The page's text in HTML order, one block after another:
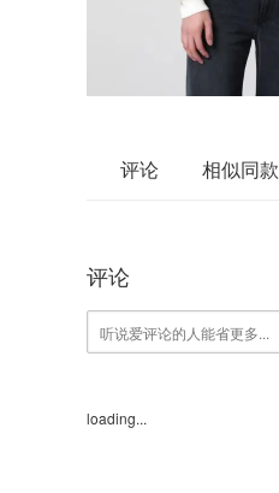
评论 相似同款
评论
loading...